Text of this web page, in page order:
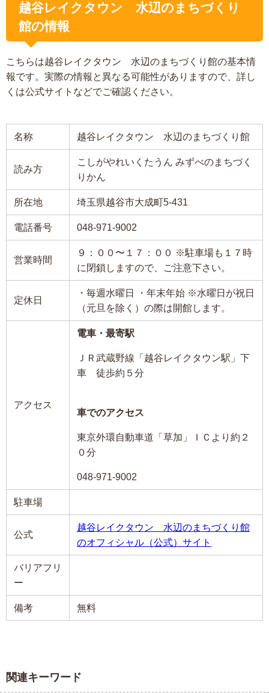
越谷レイクタウン 水辺のまちづくり
館の情報
こちらは越谷レイクタウン 水辺のまちづくり館の基本情
報です。実際の情報と異なる可能性がありますので、詳し
くは公式サイトなどでご確認ください。
名称 越谷レイクタウン 水辺のまちづくり館
読み方
こしがやれいくたうん みずべのまちづく
りかん
所在地 埼玉県越谷市大成町5-431
電話番号 048-971-9002
営業時間
９：００〜１７：００ ※駐車場も１７時
に閉鎖しますので、ご注意下さい。
定休日
・毎週水曜日 ・年末年始 ※水曜日が祝日
（元旦を除く）の際は開館します。
アクセス
電車・最寄駅
ＪＲ武蔵野線「越谷レイクタウン駅」下
車 徒歩約５分
車でのアクセス
東京外環自動車道「草加」ＩＣより約２
０分
048-971-9002
駐車場
公式
越谷レイクタウン 水辺のまちづくり館
のオフィシャル（公式）サイト
バリアフリ
ー
備考 無料
関連キーワード